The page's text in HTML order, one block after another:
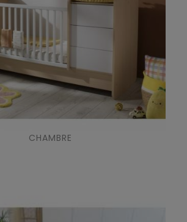
CHAMBRE